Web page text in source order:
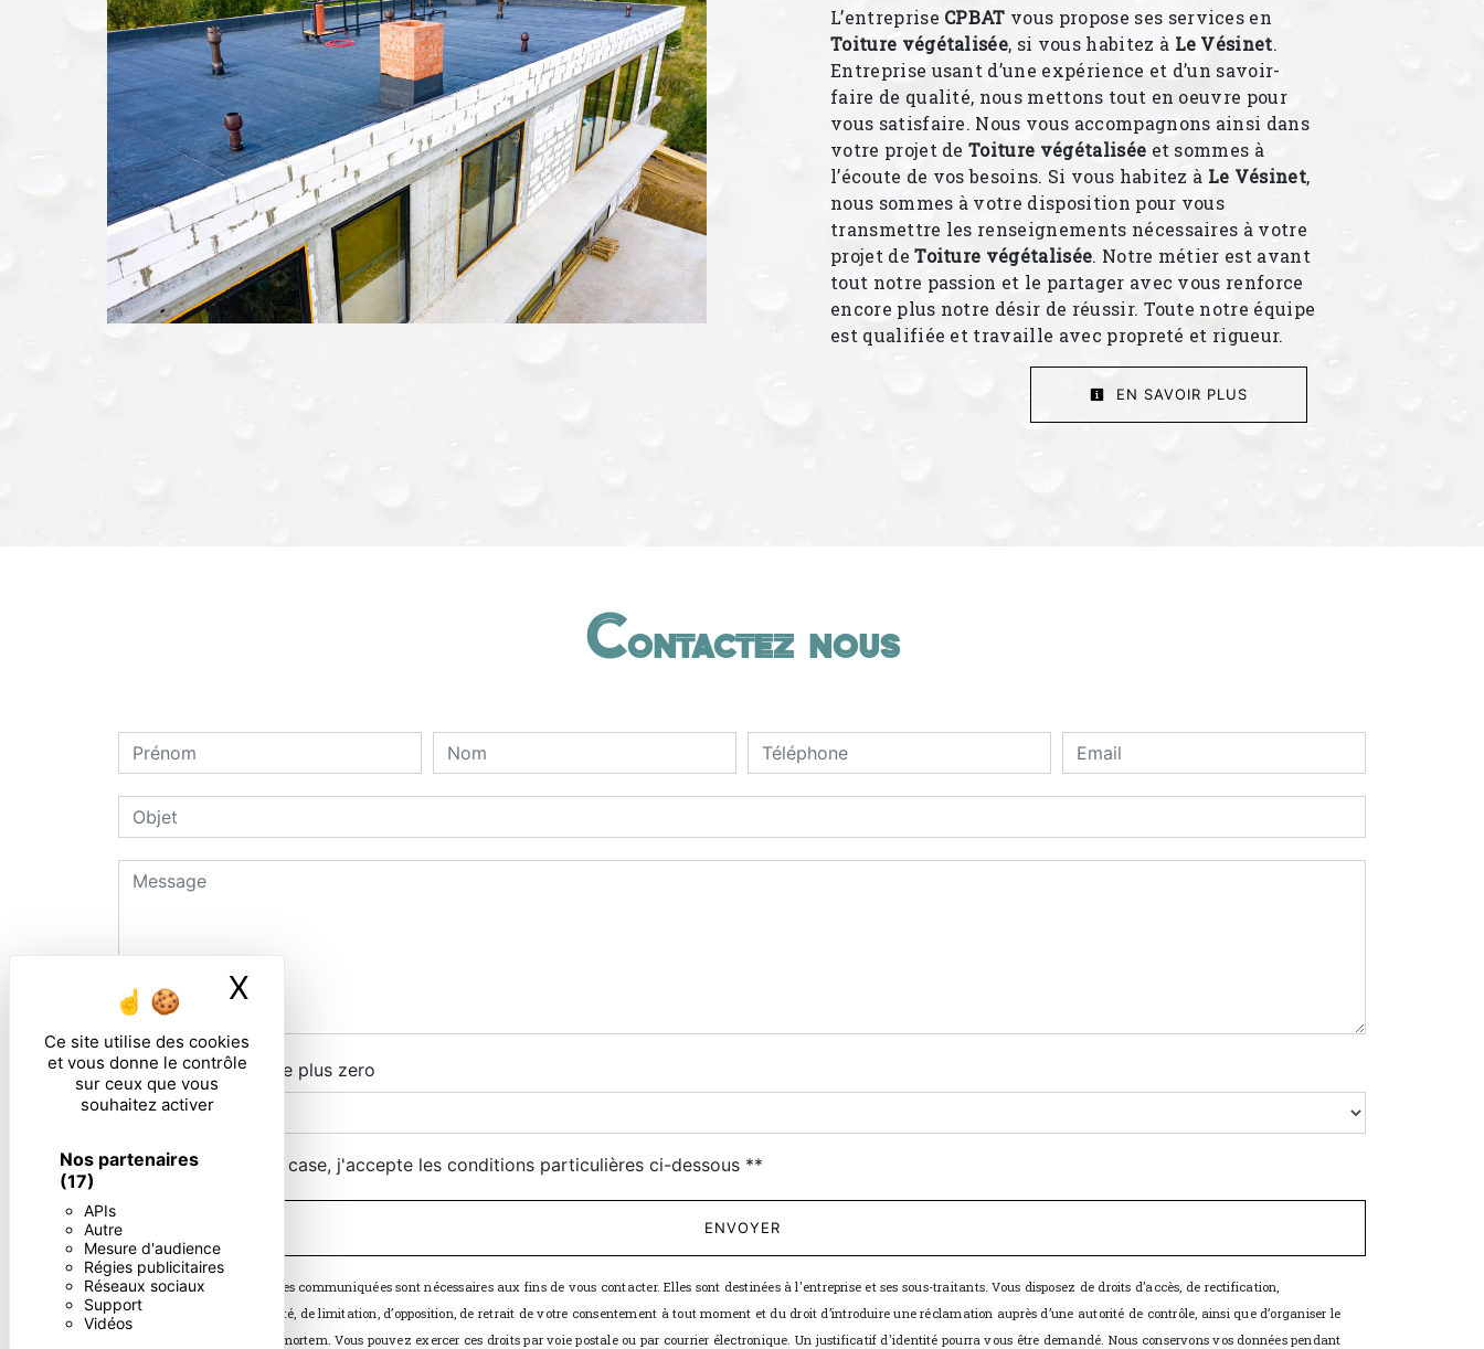
Ce site utilise des cookies
et vous donne le contrôle
sur ceux que vous
souhaitez activer
Nos partenaires
(17)
APIs
Autre
Mesure d'audience
Régies publicitaires
Réseaux sociaux
Support
Vidéos
X
L’entreprise CPBAT vous propose ses services en
Toiture végétalisée, si vous habitez à Le Vésinet.
Entreprise usant d’une expérience et d’un savoir-
faire de qualité, nous mettons tout en oeuvre pour
vous satisfaire. Nous vous accompagnons ainsi dans
votre projet deToiture végétalisée et sommes à
l’écoute de vos besoins. Si vous habitez à Le Vésinet,
nous sommes à votre disposition pour vous
transmettre les renseignements nécessaires à votre
projet deToiture végétalisée. Notre métier est avant
tout notre passion et le partager avec vous renforce
encore plus notre désir de réussir. Toute notre équipe
est qualifiée et travaille avec propreté et rigueur.
EN SAVOIR PLUS
Contactez nous
Combien font quatre plus zero
En cochant cette case, j'accepte les conditions particulières ci-dessous **
ENVOYER
** Les données personnelles communiquées sont nécessaires aux fins de vous contacter. Elles sont destinées à l'entreprise et ses sous-traitants. Vous disposez de droits d’accès, de rectification,
d’effacement, de portabilité, de limitation, d’opposition, de retrait de votre consentement à tout moment et du droit d’introduire une réclamation auprès d’une autorité de contrôle, ainsi que d’organiser le
sort de vos données post-mortem. Vous pouvez exercer ces droits par voie postale ou par courrier électronique. Un justificatif d'identité pourra vous être demandé. Nous conservons vos données pendant